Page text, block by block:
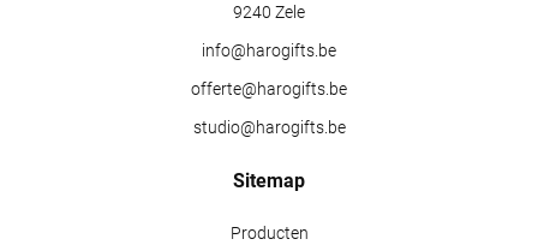
9240 Zele
info@harogifts.be
offerte@harogifts.be
studio@harogifts.be
Sitemap
Producten